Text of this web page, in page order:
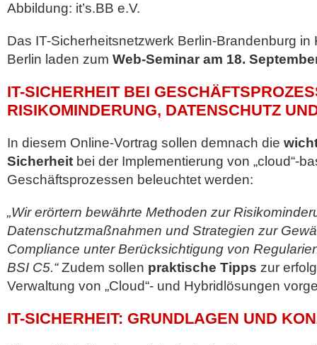
Abbildung: it’s.BB e.V.
Das IT-Sicherheitsnetzwerk Berlin-Brandenburg in
Berlin laden zum Web-Seminar am 18.
IT-SICHERHEIT BEI
RISIKOMINDERUNG, DATENSCHUTZ
In diesem Online-Vortrag sollen demnach die
Sicherheit bei der Implementierung von „cloud“-
Geschäftsprozessen beleuchtet werden:
„Wir erörtern bewährte Methoden zur
Datenschutzmaßnahmen und Strategien zur
Compliance unter Berücksichtigung von
BSI C5.“Zudem sollen praktische Tipps zur
Verwaltung von „Cloud“- und Hybridlösungen
IT-SICHERHEIT: GRUNDLAGEN UND